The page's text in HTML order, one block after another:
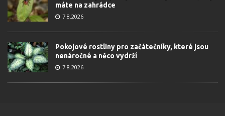
máte na zahrádce
7.8.2026
Pokojové rostliny pro začátečníky, které jsou
nenáročné a něco vydrží
7.8.2026